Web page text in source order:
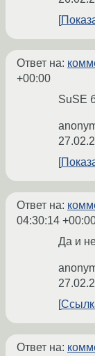
Ответ на:
+00:00
SuSE
Ответ на:
04:30:14
Да и
Ответ на: